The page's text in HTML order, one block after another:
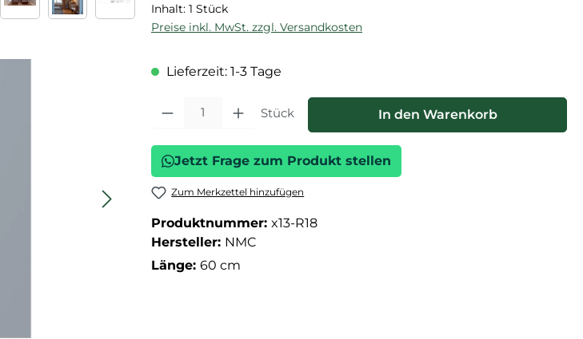
Inhalt: 1 Stück
Preise inkl. MwSt. zzgl. Versandkosten
Lieferzeit: 1-3 Tage
Produkt Anzahl: Gib den gewünschten Wert ein oder benutze die
Stück In den Warenkorb
Jetzt Frage zum Produkt stellen
Zum Merkzettel hinzufügen
Produktnummer: x13-R18
Hersteller: NMC
Länge: 60 cm